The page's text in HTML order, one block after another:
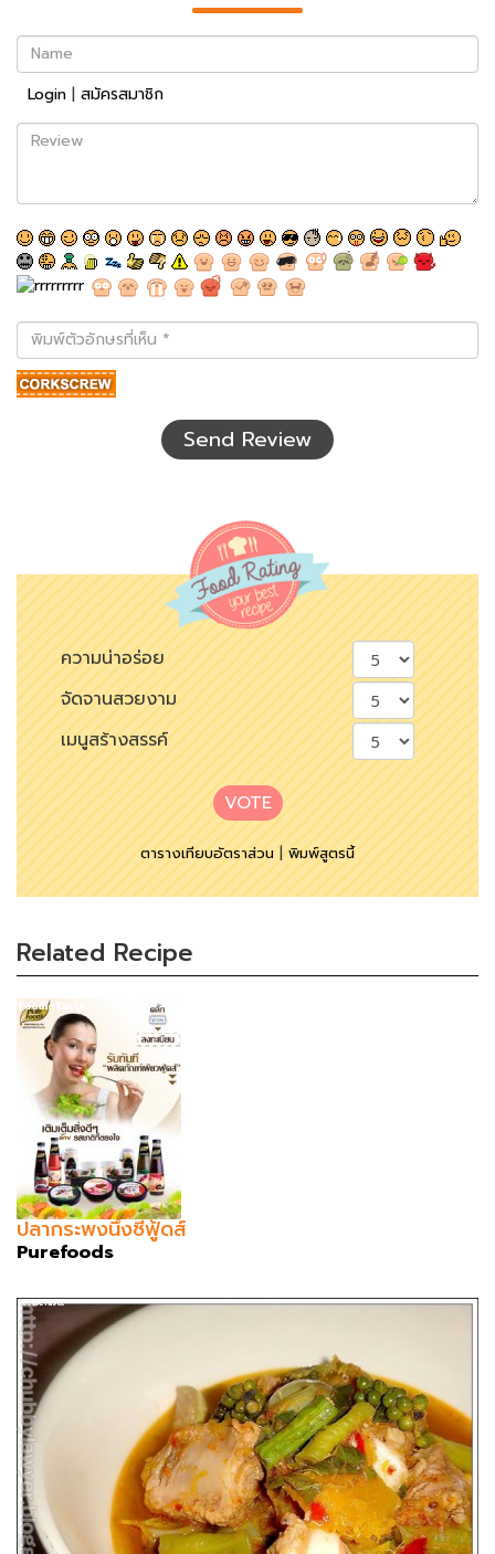
Name
Login | สมัครสมาชิก
Review
พิมพ์
ตัว
อักษร
ที่
Send Review
ความน่าอร่อย
จัดจานสวยงาม
เมนูสร้างสรรค์
VOTE
ตารางเทียบอัตราส่วน|พิมพ์สูตรนี้
Related Recipe
ปลากระพงนึ่งซีฟู้ดส์
Purefoods